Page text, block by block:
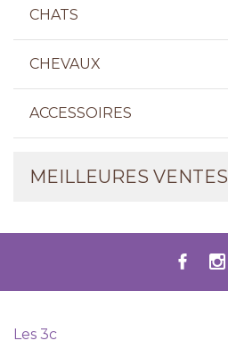
CHATS
CHEVAUX
ACCESSOIRES
MEILLEURES VENTES
Les 3c